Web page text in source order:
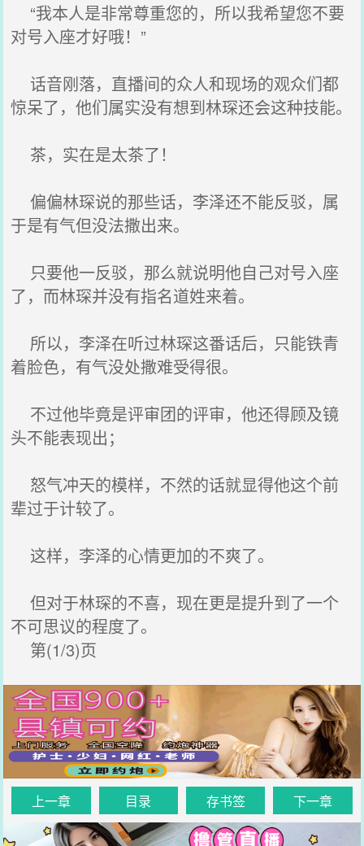
“我本人是非常尊重您的，所以我希望您不要
对号入座才好哦！”
话音刚落，直播间的众人和现场的观众们都
惊呆了，他们属实没有想到林琛还会这种技能。
茶，实在是太茶了！
偏偏林琛说的那些话，李泽还不能反驳，属
于是有气但没法撒出来。
只要他一反驳，那么就说明他自己对号入座
了，而林琛并没有指名道姓来着。
所以，李泽在听过林琛这番话后，只能铁青
着脸色，有气没处撒难受得很。
不过他毕竟是评审团的评审，他还得顾及镜
头不能表现出；
怒气冲天的模样，不然的话就显得他这个前
辈过于计较了。
这样，李泽的心情更加的不爽了。
但对于林琛的不喜，现在更是提升到了一个
不可思议的程度了。
第(1/3)页
上一章 目录 存书签 下一章